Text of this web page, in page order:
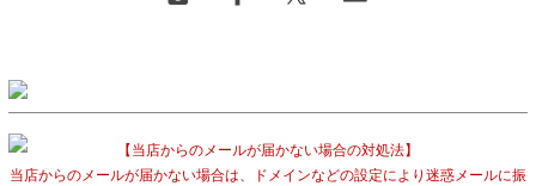
【当店からのメールが届かない場合の対処法】
当店からのメールが届かない場合は、ドメインなどの設定により迷惑メールに振